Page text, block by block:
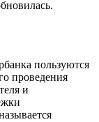
пользуются
проведения
и